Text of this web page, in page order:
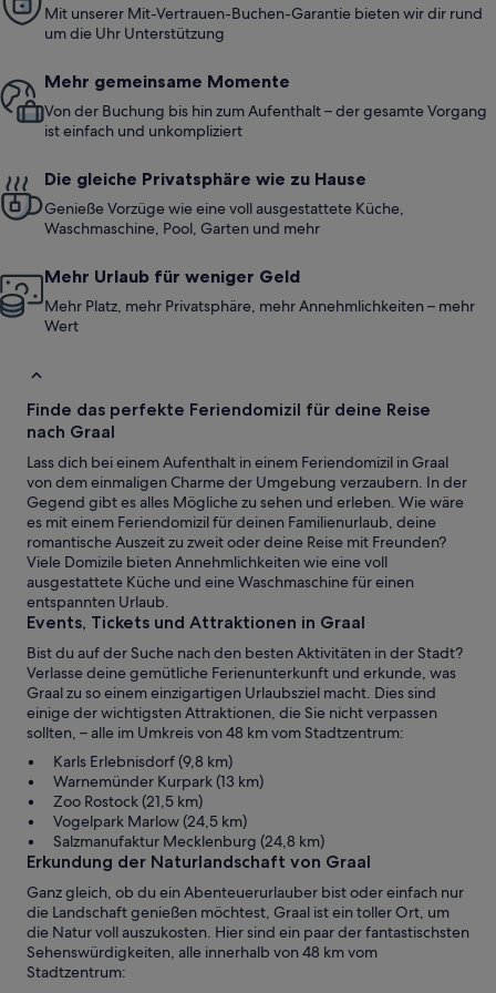
Mit unserer Mit-Vertrauen-Buchen-Garantie bieten wir dir rund
um die Uhr Unterstützung
Mehr gemeinsame Momente
Von der Buchung bis hin zum Aufenthalt – der gesamte Vorgang
ist einfach und unkompliziert
Die gleiche Privatsphäre wie zu Hause
Genieße Vorzüge wie eine voll ausgestattete Küche,
Waschmaschine, Pool, Garten und mehr
Mehr Urlaub für weniger Geld
Mehr Platz, mehr Privatsphäre, mehr Annehmlichkeiten – mehr
Wert
Finde das perfekte Feriendomizil für deine Reise
nach Graal
Lass dich bei einem Aufenthalt in einem Feriendomizil in Graal
von dem einmaligen Charme der Umgebung verzaubern. In der
Gegend gibt es alles Mögliche zu sehen und erleben. Wie wäre
es mit einem Feriendomizil für deinen Familienurlaub, deine
romantische Auszeit zu zweit oder deine Reise mit Freunden?
Viele Domizile bieten Annehmlichkeiten wie eine voll
ausgestattete Küche und eine Waschmaschine für einen
entspannten Urlaub.
Events, Tickets und Attraktionen in Graal
Bist du auf der Suche nach den besten Aktivitäten in der Stadt?
Verlasse deine gemütliche Ferienunterkunft und erkunde, was
Graal zu so einem einzigartigen Urlaubsziel macht. Dies sind
einige der wichtigsten Attraktionen, die Sie nicht verpassen
sollten, – alle im Umkreis von 48 km vom Stadtzentrum:
Karls Erlebnisdorf (9,8 km)
Warnemünder Kurpark (13 km)
Zoo Rostock (21,5 km)
Vogelpark Marlow (24,5 km)
Salzmanufaktur Mecklenburg (24,8 km)
Erkundung der Naturlandschaft von Graal
Ganz gleich, ob du ein Abenteuerurlauber bist oder einfach nur
die Landschaft genießen möchtest, Graal ist ein toller Ort, um
die Natur voll auszukosten. Hier sind ein paar der fantastischsten
Sehenswürdigkeiten, alle innerhalb von 48 km vom
Stadtzentrum: